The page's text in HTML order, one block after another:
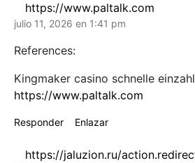
https://www.paltalk.com
julio 11, 2026 en 1:41 pm
References:
Kingmaker casino schnelle
https://www.paltalk.com
Responder Enlazar
https://jaluzion.ru/